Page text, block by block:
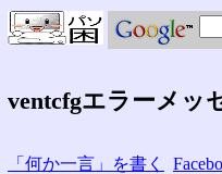
ventcfgエラーメッ
「何か一言」を書く